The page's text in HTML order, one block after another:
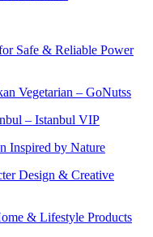
Safe & Reliable Power
Vegetarian – GoNutss
– Istanbul VIP
Inspired by Nature
Design & Creative
& Lifestyle Products